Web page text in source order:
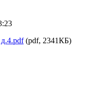
д.4.pdf(pdf, 2341КБ)